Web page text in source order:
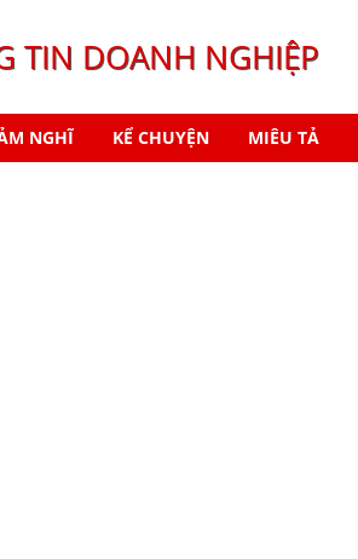
TIN DOANH NGHIỆP
NGHĨ KỂ CHUYỆN MIÊU TẢ